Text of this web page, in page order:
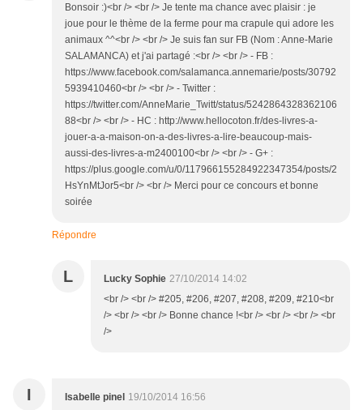
Bonsoir :)<br /> <br /> Je tente ma chance avec plaisir : je
joue pour le thème de la ferme pour ma crapule qui adore les
animaux ^^<br /> <br /> Je suis fan sur FB (Nom : Anne-Marie
SALAMANCA) et j'ai partagé :<br /> <br /> - FB :
https://www.facebook.com/salamanca.annemarie/posts/30792
5939410460<br /> <br /> - Twitter :
https://twitter.com/AnneMarie_Twitt/status/5242864328362106
88<br /> <br /> - HC : http://www.hellocoton.fr/des-livres-a-
jouer-a-a-maison-on-a-des-livres-a-lire-beaucoup-mais-
aussi-des-livres-a-m2400100<br /> <br /> - G+ :
https://plus.google.com/u/0/117966155284922347354/posts/2
HsYnMtJor5<br /> <br /> Merci pour ce concours et bonne
soirée
Répondre
L Lucky Sophie 27/10/2014 14:02
<br /> <br /> #205, #206, #207, #208, #209, #210<br
/> <br /> <br /> Bonne chance !<br /> <br /> <br /> <br
/>
I Isabelle pinel 19/10/2014 16:56